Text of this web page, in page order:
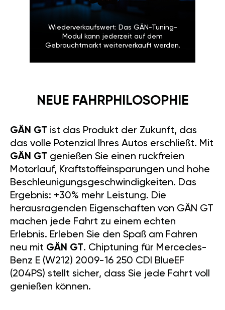
Wiederverkaufswert: Das GÄN-Tuning-
Modul kann jederzeit auf dem
Gebrauchtmarkt weiterverkauft werden.
NEUE FAHRPHILOSOPHIE
GÄN GT ist das Produkt der Zukunft, das
das volle Potenzial Ihres Autos erschließt. Mit
GÄN GT genießen Sie einen ruckfreien
Motorlauf, Kraftstoffeinsparungen und hohe
Beschleunigungsgeschwindigkeiten. Das
Ergebnis: +30% mehr Leistung. Die
herausragenden Eigenschaften von GÄN GT
machen jede Fahrt zu einem echten
Erlebnis. Erleben Sie den Spaß am Fahren
neu mit GÄN GT. Chiptuning für Mercedes-
Benz E (W212) 2009-16 250 CDI BlueEF
(204PS) stellt sicher, dass Sie jede Fahrt voll
genießen können.